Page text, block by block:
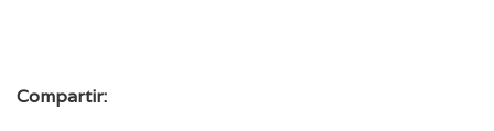
Compartir: